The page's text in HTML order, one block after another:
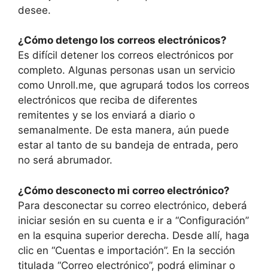
desee.
¿Cómo detengo los correos electrónicos?
Es difícil detener los correos electrónicos por
completo. Algunas personas usan un servicio
como Unroll.me, que agrupará todos los correos
electrónicos que reciba de diferentes
remitentes y se los enviará a diario o
semanalmente. De esta manera, aún puede
estar al tanto de su bandeja de entrada, pero
no será abrumador.
¿Cómo desconecto mi correo electrónico?
Para desconectar su correo electrónico, deberá
iniciar sesión en su cuenta e ir a “Configuración”
en la esquina superior derecha. Desde allí, haga
clic en “Cuentas e importación”. En la sección
titulada “Correo electrónico”, podrá eliminar o